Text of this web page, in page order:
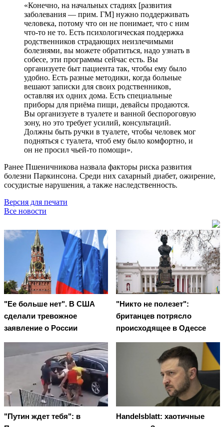
«Конечно, на начальных стадиях [развития
заболевания — прим. ГМ] нужно поддерживать
человека, потому что он не понимает, что с ним
что-то не то. Есть психологическая поддержка
родственников страдающих неизлечимыми
болезнями, вы можете обратиться, надо узнать в
собесе, эти программы сейчас есть. Вы
организуете быт пациента так, чтобы ему было
удобно. Есть разные методики, когда больные
вешают записки для своих родственников,
оставляя их одних дома. Есть специальные
приборы для приёма пищи, девайсы продаются.
Вы организуете в туалете и ванной беспороговую
зону, но это требует усилий, консультаций.
Должны быть ручки в туалете, чтобы человек мог
подняться с туалета, чтоб ему было комфортно, и
он не просил чьей-то помощи».
Ранее Пшеничникова назвала факторы риска развития
болезни Паркинсона. Среди них сахарный диабет, ожирение,
сосудистые нарушения, а также наследственность.
Версия для печати
Все новости
"Ее больше нет". В США
сделали тревожное
заявление о России
"Никто не полезет":
британцев потрясло
происходящее в Одессе
"Путин ждет тебя": в
Handelsblatt: хаотичные